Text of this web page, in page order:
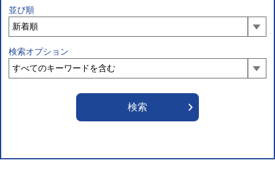
並び順
検索オプション